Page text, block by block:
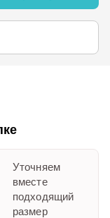
Уточняем
вместе
подходящий
размер